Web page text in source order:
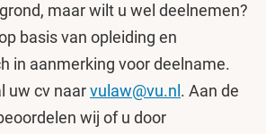
maar wilt u wel deelnemen?
basis van opleiding en
in aanmerking voor deelname.
uw cv naarvulaw@vu.nl . Aan de
wij of u door